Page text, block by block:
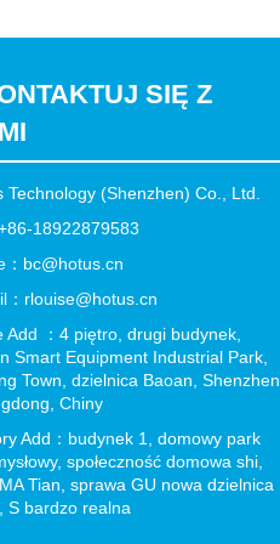
SIĘ Z
Technology (Shenzhen) Co., Ltd.
18922879583
：bc@hotus.cn
：rlouise@hotus.cn
Add ：4 piętro, drugi budynek,
Smart Equipment Industrial Park,
Town, dzielnica Baoan, Shenzhen,
Chiny
Add：budynek 1, domowy park
społeczność domowa shi,
Tian, ​​sprawa GU nowa dzielnica
S bardzo realna